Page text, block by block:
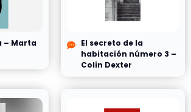
– Marta
El secreto de la
habitación número 3 –
Colin Dexter